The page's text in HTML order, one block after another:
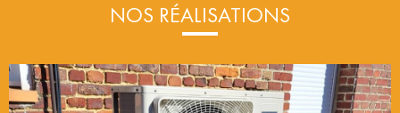
NOS RÉALISATIONS